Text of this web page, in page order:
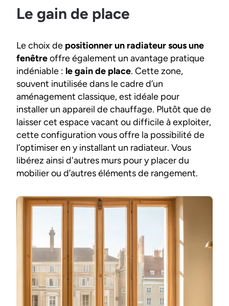
Le gain de place
Le choix de positionner un radiateur sous une
fenêtreoffre également un avantage pratique
indéniable : le gain de place. Cette zone,
souvent inutilisée dans le cadre d’un
aménagement classique, est idéale pour
installer un appareil de chauffage. Plutôt que de
laisser cet espace vacant ou difficile à exploiter,
cette configuration vous offre la possibilité de
l’optimiser en y installant un radiateur. Vous
libérez ainsi d'autres murs pour y placer du
mobilier ou d’autres éléments de rangement.